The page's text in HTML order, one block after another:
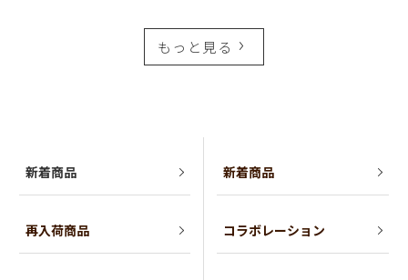
もっと見る
新着商品
再入荷商品
新着商品
コラボレーション